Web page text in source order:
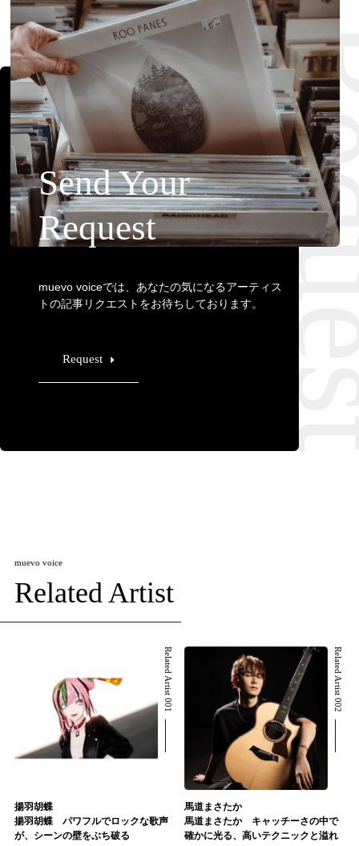
Send Your
Request
muevo voiceでは、あなたの気になるアーティス
トの記事リクエストをお待ちしております。
Request
muevo voice
Related Artist
Related Artist 001
揚羽胡蝶
揚羽胡蝶 パワフルでロックな歌声
が、シーンの壁をぶち破る
Related Artist 002
馬道まさたか
馬道まさたか キャッチーさの中で
確かに光る、高いテクニックと溢れ